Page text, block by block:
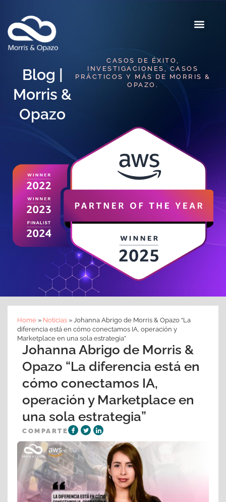
Blog |
Morris &
Opazo
CASOS DE ÉXITO,
INVESTIGACIONES, CASOS
PRÁCTICOS Y MÁS DE MORRIS &
OPAZO.
Home » Noticias » Johanna Abrigo de Morris & Opazo “La
diferencia está en cómo conectamos IA, operación y
Marketplace en una sola estrategia”
Johanna Abrigo de Morris &
Opazo “La diferencia está en
cómo conectamos IA,
operación y Marketplace en
una sola estrategia”
COMPARTE